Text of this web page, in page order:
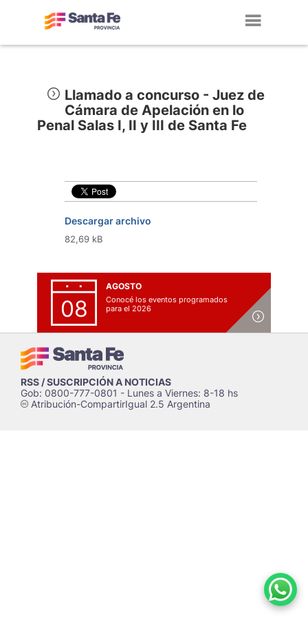
Llamado a concurso - Juez de
Cámara de Apelación en lo
Penal Salas I, II y III de Santa Fe
Descargar archivo
82,69 kB
08
AGOSTO
Conocé los eventos programados
para el 2026
RSS / SUSCRIPCIÓN A NOTICIAS
Gob: 0800-777-0801 - Lunes a Viernes: 8-18 hs
cAtribución-CompartirIgual 2.5 Argentina